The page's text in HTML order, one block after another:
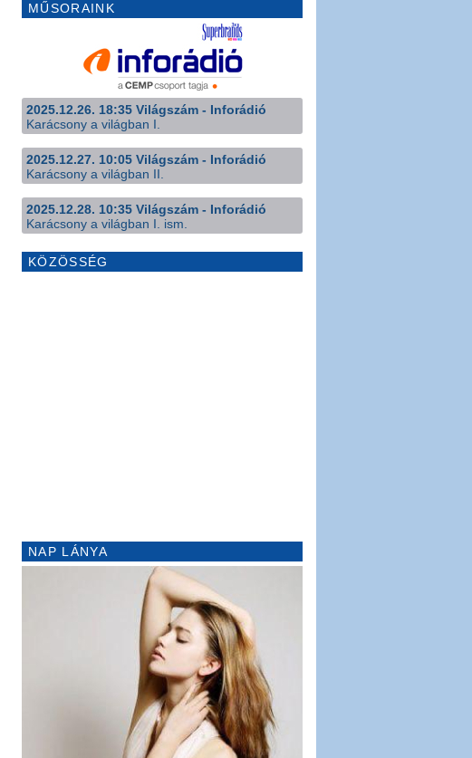
MŰSORAINK
2025.12.26. 18:35 Világszám - Inforádió
Karácsony a világban I.
2025.12.27. 10:05 Világszám - Inforádió
Karácsony a világban II.
2025.12.28. 10:35 Világszám - Inforádió
Karácsony a világban I. ism.
KÖZÖSSÉG
NAP LÁNYA